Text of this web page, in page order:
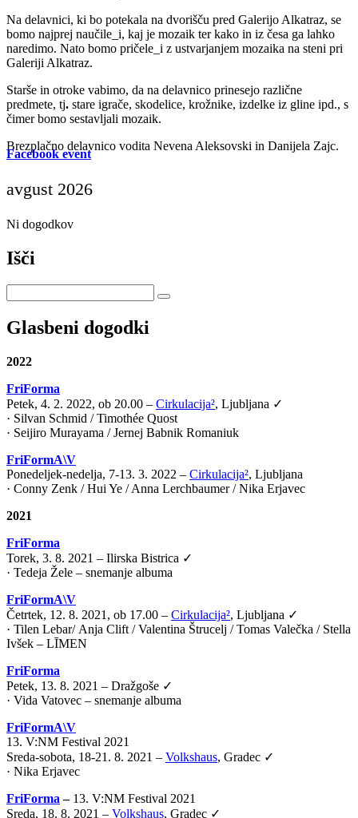
Na delavnici, ki bo potekala na dvorišču pred Galerijo Alkatraz, se
bomo najprej naučile_i, kaj je mozaik ter kako in iz česa ga lahko
naredimo. Nato bomo pričele_i z ustvarjanjem mozaika na steni pri
Galeriji Alkatraz.
Starše in otroke vabimo, da na delavnico prinesejo različne
predmete, tj. stare igrače, skodelice, krožnike, izdelke iz gline ipd., s
čimer bomo sestavljali mozaik.
Brezplačno delavnico vodita Nevena Aleksovski in Danijela Zajc.
Facebook event
avgust 2026
Ni dogodkov
Išči
Glasbeni dogodki
2022
FriForma
Petek, 4. 2. 2022, ob 20.00 – Cirkulacija², Ljubljana ✓
· Silvan Schmid / Timothée Quost
· Seijiro Murayama / Jernej Babnik Romaniuk
FriFormA\V
Ponedeljek-nedelja, 7-13. 3. 2022 – Cirkulacija², Ljubljana
· Conny Zenk / Hui Ye / Anna Lerchbaumer / Nika Erjavec
2021
FriForma
Torek, 3. 8. 2021 – Ilirska Bistrica ✓
· Tedeja Žele – snemanje albuma
FriFormA\V
Četrtek, 12. 8. 2021, ob 17.00 – Cirkulacija², Ljubljana ✓
· Tilen Lebar/ Anja Clift /Valentina Štrucelj /Tomas Valečka / Stella
Ivšek – LĪMEN
FriForma
Petek, 13. 8. 2021 – Dražgoše ✓
· Vida Vatovec – snemanje albuma
FriFormA\V
13. V:NM Festival 2021
Sreda-sobota, 18-21. 8. 2021 – Volkshaus, Gradec ✓
· Nika Erjavec
FriForma – 13. V:NM Festival 2021
Sreda, 18. 8. 2021 – Volkshaus, Gradec ✓